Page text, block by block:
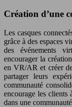
Création d’une
Les casques
grâce à des espaces
des événements
encourager la
en VR/AR et créer
partager leurs
communauté
encourage les clients
dans une